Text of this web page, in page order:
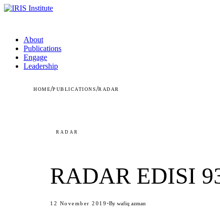
About
Publications
Engage
Leadership
HOME/PUBLICATIONS/RADAR
RADAR
RADAR EDISI
12 November 2019 ·By wafiq azman